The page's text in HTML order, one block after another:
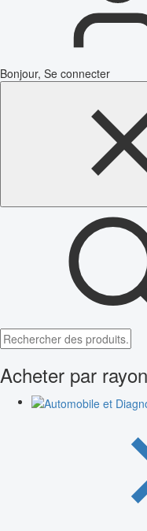
Bonjour, Se connecter
Acheter par rayon